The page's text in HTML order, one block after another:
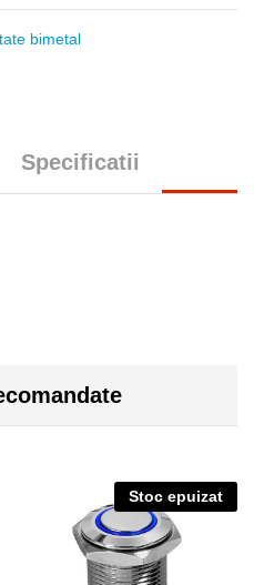
bimetal
Specificatii
Stoc epuizat